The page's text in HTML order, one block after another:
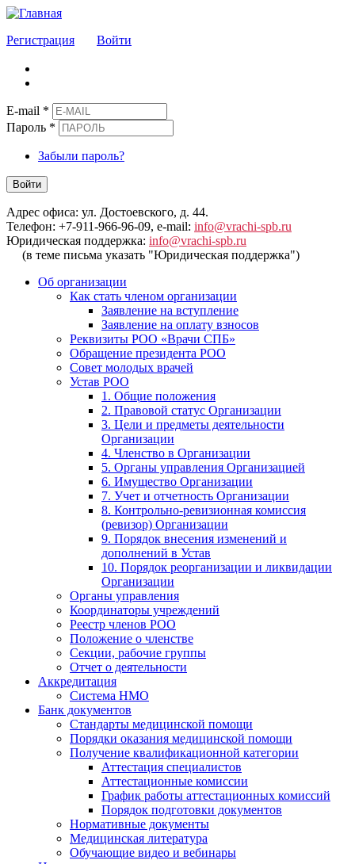
Регистрация Войти
E-mail *
Пароль *
Забыли пароль?
Войти
Адрес офиса: ул. Достоевского, д. 44.
Телефон: +7-911-966-96-09, e-mail: info@vrachi-spb.ru
Юридическая поддержка: info@vrachi-spb.ru
(в теме письма указать "Юридическая поддержка")
Об организации
Как стать членом организации
Заявление на вступление
Заявление на оплату взносов
Реквизиты РОО «Врачи СПБ»
Обращение президента РОО
Совет молодых врачей
Устав РОО
1. Общие положения
2. Правовой статус Организации
3. Цели и предметы деятельности
Организации
4. Членство в Организации
5. Органы управления Организацией
6. Имущество Организации
7. Учет и отчетность Организации
8. Контрольно-ревизионная комиссия
(ревизор) Организации
9. Порядок внесения изменений и
дополнений в Устав
10. Порядок реорганизации и ликвидации
Организации
Органы управления
Координаторы учреждений
Реестр членов РОО
Положение о членстве
Секции, рабочие группы
Отчет о деятельности
Аккредитация
Система НМО
Банк документов
Стандарты медицинской помощи
Порядки оказания медицинской помощи
Получение квалификационной категории
Аттестация специалистов
Аттестационные комиссии
График работы аттестационных комиссий
Порядок подготовки документов
Нормативные документы
Медицинская литература
Обучающие видео и вебинары